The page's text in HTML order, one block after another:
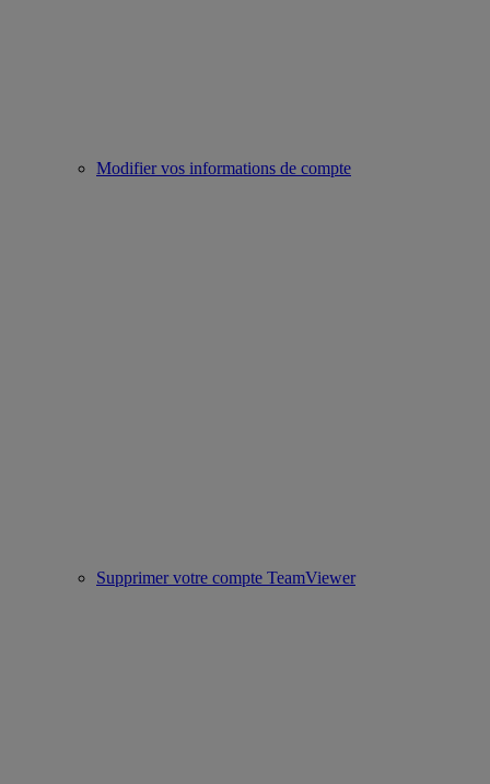
Modifier vos informations de compte
Supprimer votre compte TeamViewer